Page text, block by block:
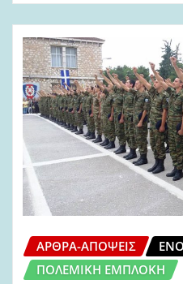
ΆΡΘΡΑ-ΑΠΌΨΕΙΣ
ΠΟΛΕΜΙΚΉ ΕΜΠΛΟΚΉ